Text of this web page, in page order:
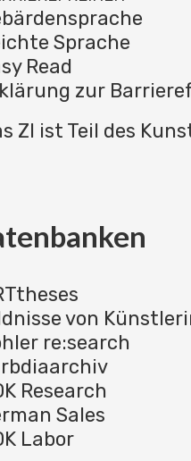
Sprache
Read
zur
ZI ist Teil des
von
re:search
Research
Sales
Labor